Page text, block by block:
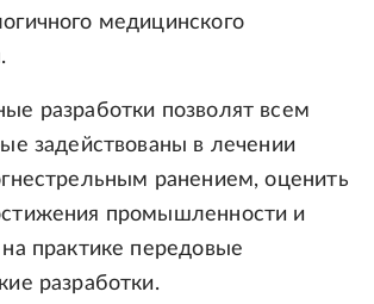
медицинского
разработки позволят всем
задействованы в лечении
ранением, оценить
промышленности и
на практике передовые
разработки.